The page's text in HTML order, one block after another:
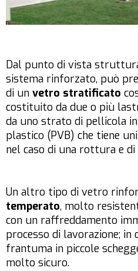
Dal punto di vista
sistema rinforzato, può
di un vetro stratificato
costituito da due o più
da uno strato di pellicola
plastico (PVB) che tiene
nel caso di una rottura e
Un altro tipo di vetro
temperato, molto
con un raffreddamento
processo di lavorazione;
frantuma in piccole
molto sicuro.